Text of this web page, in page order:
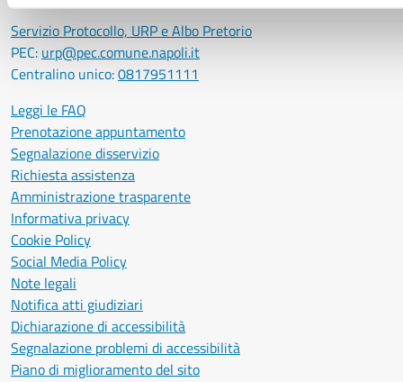
Servizio Protocollo, URP e Albo Pretorio
PEC: urp@pec.comune.napoli.it
Centralino unico:0817951111
Leggi le FAQ
Prenotazione appuntamento
Segnalazione disservizio
Richiesta assistenza
Amministrazione trasparente
Informativa privacy
Cookie Policy
Social Media Policy
Note legali
Notifica atti giudiziari
Dichiarazione di accessibilità
Segnalazione problemi di accessibilità
Piano di miglioramento del sito